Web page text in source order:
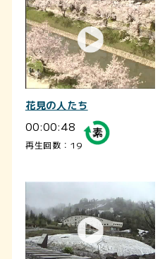
花見の人たち
00:00:48
再生回数：19